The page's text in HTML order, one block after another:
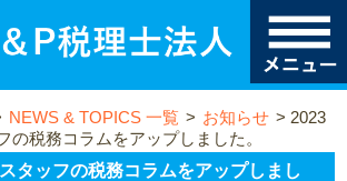
NEWS & TOPICS 一覧 > お知らせ >2023
税務コラムをアップしました。
タッフの税務コラムをアップしまし